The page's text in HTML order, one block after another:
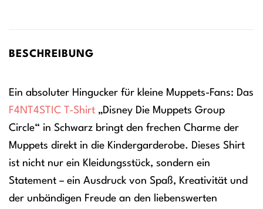
BESCHREIBUNG
Ein absoluter Hingucker für kleine Muppets-Fans: Das
F4NT4STIC T-Shirt „Disney Die Muppets Group
Circle“ in Schwarz bringt den frechen Charme der
Muppets direkt in die Kindergarderobe. Dieses Shirt
ist nicht nur ein Kleidungsstück, sondern ein
Statement – ein Ausdruck von Spaß, Kreativität und
der unbändigen Freude an den liebenswerten